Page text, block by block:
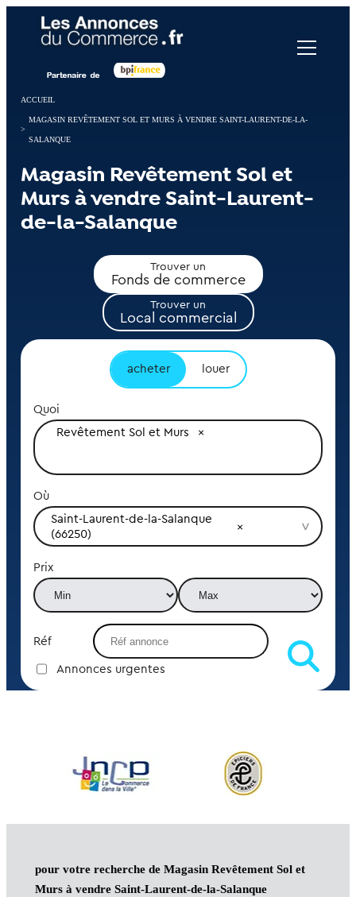
ACCUEIL
>
MAGASIN REVÊTEMENT SOL ET MURS À VENDRE SAINT-LAURENT-DE-LA-
SALANQUE
Magasin Revêtement Sol et
Murs à vendre Saint-Laurent-
de-la-Salanque
Trouver un
Fonds de commerce
Trouver un
Local commercial
acheter louer
Quoi
Revêtement Sol et Murs
Où
Saint-Laurent-de-la-Salanque
(66250)
Prix
Réf
Annonces urgentes
pour votre recherche de Magasin Revêtement Sol et
Murs à vendre Saint-Laurent-de-la-Salanque
Panneau de gestion des cookies